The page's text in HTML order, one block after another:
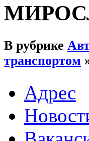
В рубрике
транспортом
Адрес